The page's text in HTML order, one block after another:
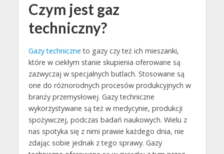
Czym jest gaz
techniczny?
Gazy techniczne to gazy czy też ich mieszanki,
które w ciekłym stanie skupienia oferowane są
zazwyczaj w specjalnych butlach. Stosowane są
one do różnorodnych procesów produkcyjnych w
branży przemysłowej. Gazy techniczne
wykorzystywane są też w medycynie, produkcji
spożywczej, podczas badań naukowych. Wielu z
nas spotyka się z nimi prawie każdego dnia, nie
zdając sobie jednak z tego sprawy. Gazy